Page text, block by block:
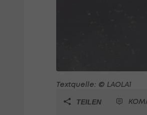
Textquelle: © LAOLA1
TEILEN